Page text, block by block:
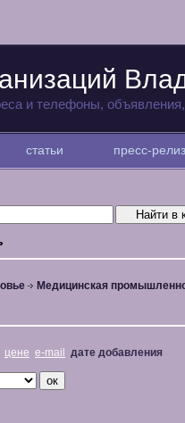
и телефоны,
статьи пресс-
Медицинская
цене e-mail дате добавления